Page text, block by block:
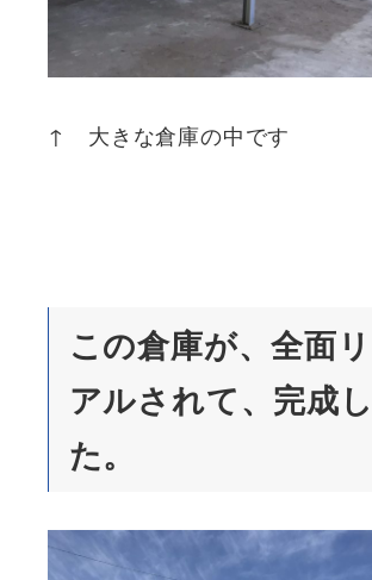
↑ 大きな倉庫の中です
この倉庫が、全面
アルされて、完成
た。